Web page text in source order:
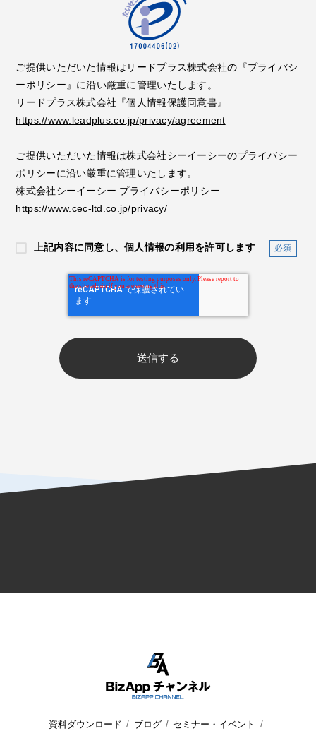
ご提供いただいた情報はリードプラス株式会社の『プライバシ
ーポリシー』に沿い厳重に管理いたします。
リードプラス株式会社『個人情報保護同意書』
https://www.leadplus.co.jp/privacy/agreement
ご提供いただいた情報は株式会社シーイーシーのプライバシー
ポリシーに沿い厳重に管理いたします。
株式会社シーイーシー プライバシーポリシー
https://www.cec-ltd.co.jp/privacy/
上記内容に同意し、個人情報の利用を許可します
資料ダウンロード ブログ セミナー・イベント